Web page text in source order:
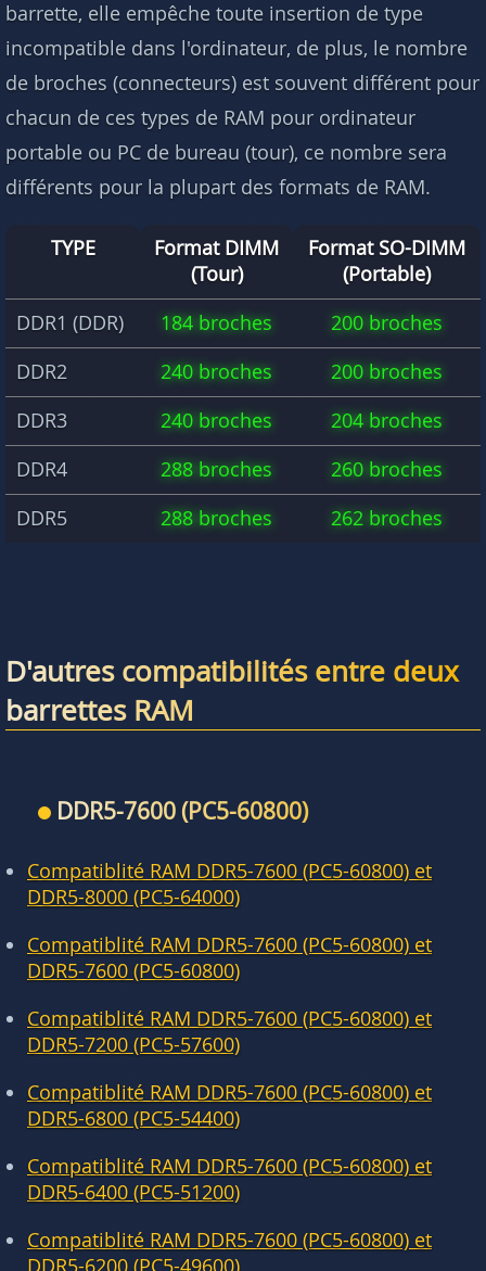
barrette, elle empêche toute insertion de type
incompatible dans l'ordinateur, de plus, le nombre
de broches (connecteurs) est souvent différent pour
chacun de ces types de RAM pour ordinateur
portable ou PC de bureau (tour), ce nombre sera
différents pour la plupart des formats de RAM.
TYPE
Format DIMM
(Tour)
Format SO-DIMM
(Portable)
DDR1 (DDR)
184 broches
200 broches
DDR2
240 broches
200 broches
DDR3
240 broches
204 broches
DDR4
288 broches
260 broches
DDR5
288 broches 262 broches
D'autres compatibilités entre deux
barrettes RAM
DDR5-7600 (PC5-60800)
Compatiblité RAM DDR5-7600 (PC5-60800) et
DDR5-8000 (PC5-64000)
Compatiblité RAM DDR5-7600 (PC5-60800) et
DDR5-7600 (PC5-60800)
Compatiblité RAM DDR5-7600 (PC5-60800) et
DDR5-7200 (PC5-57600)
Compatiblité RAM DDR5-7600 (PC5-60800) et
DDR5-6800 (PC5-54400)
Compatiblité RAM DDR5-7600 (PC5-60800) et
DDR5-6400 (PC5-51200)
Compatiblité RAM DDR5-7600 (PC5-60800) et